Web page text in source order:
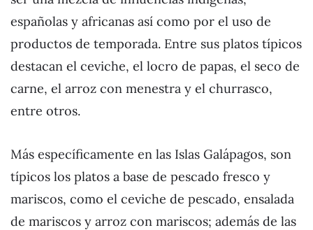
españolas y africanas así como por el uso de
productos de temporada. Entre sus platos típicos
destacan el ceviche, el locro de papas, el seco de
carne, el arroz con menestra y el churrasco,
entre otros.
Más específicamente en las Islas Galápagos, son
típicos los platos a base de pescado fresco y
mariscos, como el ceviche de pescado, ensalada
de mariscos y arroz con mariscos; además de las